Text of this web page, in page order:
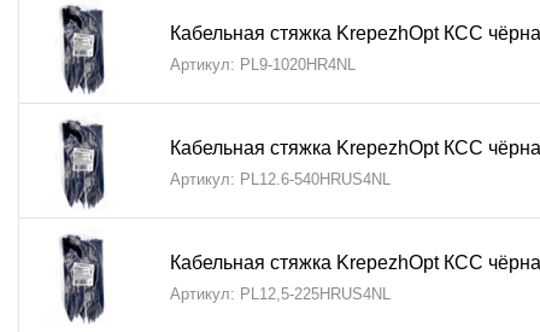
Кабельная стяжка KrepezhOpt КСС
Артикул: PL9-1020HR4NL
Кабельная стяжка KrepezhOpt КСС
Артикул: PL12.6-540HRUS4NL
Кабельная стяжка KrepezhOpt КСС
Артикул: PL12,5-225HRUS4NL